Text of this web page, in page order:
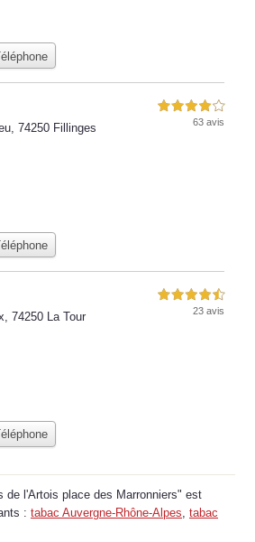
74250 Fillinges
4,0 étoiles sur 5
63 avis
74250 La Tour
4,5 étoiles sur 5
23 avis
de l'Artois place des Marronniers" est
: tabac Auvergne-Rhône-Alpes tabac